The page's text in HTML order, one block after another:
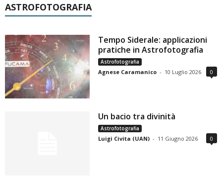
ASTROFOTOGRAFIA
Tempo Siderale: applicazioni
pratiche in Astrofotografia
Astrofotografia
Agnese Caramanico - 10 Luglio 2026 0
Un bacio tra divinità
Astrofotografia
Luigi Civita (UAN) - 11 Giugno 2026 0